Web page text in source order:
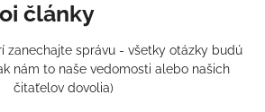
články
zanechajte správu - všetky otázky budú
nám to naše vedomosti alebo našich
čitaťelov dovolia)